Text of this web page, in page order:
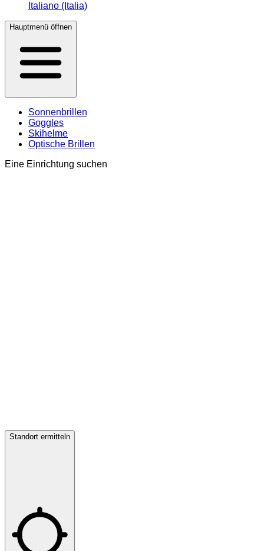
Italiano (Italia)
Hauptmenü öffnen
Sonnenbrillen
Goggles
Skihelme
Optische Brillen
Eine Einrichtung suchen
Standort ermitteln